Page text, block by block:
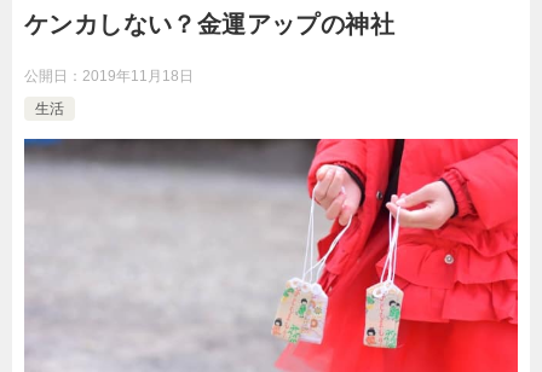
ケンカしない？金運アップの神社
公開日： 2019年11月18日
生活